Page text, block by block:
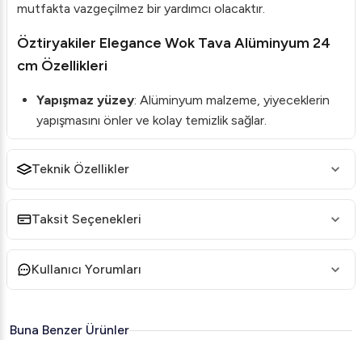
mutfakta vazgeçilmez bir yardımcı olacaktır.
Öztiryakiler Elegance Wok Tava Alüminyum 24
cm Özellikleri
Yapışmaz yüzey: Alüminyum malzeme, yiyeceklerin
yapışmasını önler ve kolay temizlik sağlar.
Zımparalı dış yüzey: Şık ve modern bir görünüm
sunar.
Boru Metal Saplı: Kolay ve güvenli taşıma için ideal
tasarım.
AG5 Özel Alaşım Perçinler: Uzun ömürlü kullanım
sağlar.
Her ocağa uygun: İndüksiyon hariç tüm ocak
Teknik Özellikler
Taksit Seçenekleri
Kullanıcı Yorumları
Buna Benzer Ürünler